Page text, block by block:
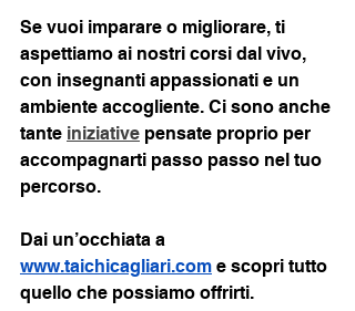
Se vuoi imparare o migliorare, ti
aspettiamo ai nostri corsi dal vivo,
con insegnanti appassionati e un
ambiente accogliente. Ci sono anche
tante iniziative pensate proprio per
accompagnarti passo passo nel tuo
percorso.
Dai un’occhiata a
www.taichicagliari.com e scopri tutto
quello che possiamo offrirti.